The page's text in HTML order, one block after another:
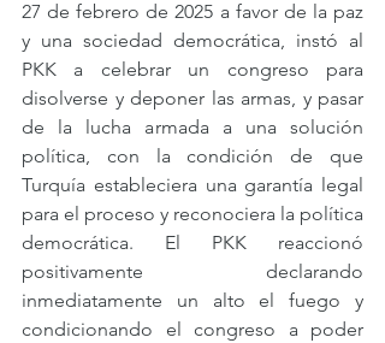
27 de febrero de 2025 a favor de la paz
y una sociedad democrática, instó al
PKK a celebrar un congreso para
disolverse y deponer las armas, y pasar
de la lucha armada a una solución
política, con la condición de que
Turquía estableciera una garantía legal
para el proceso y reconociera la política
democrática. El PKK reaccionó
positivamente declarando
inmediatamente un alto el fuego y
condicionando el congreso a poder